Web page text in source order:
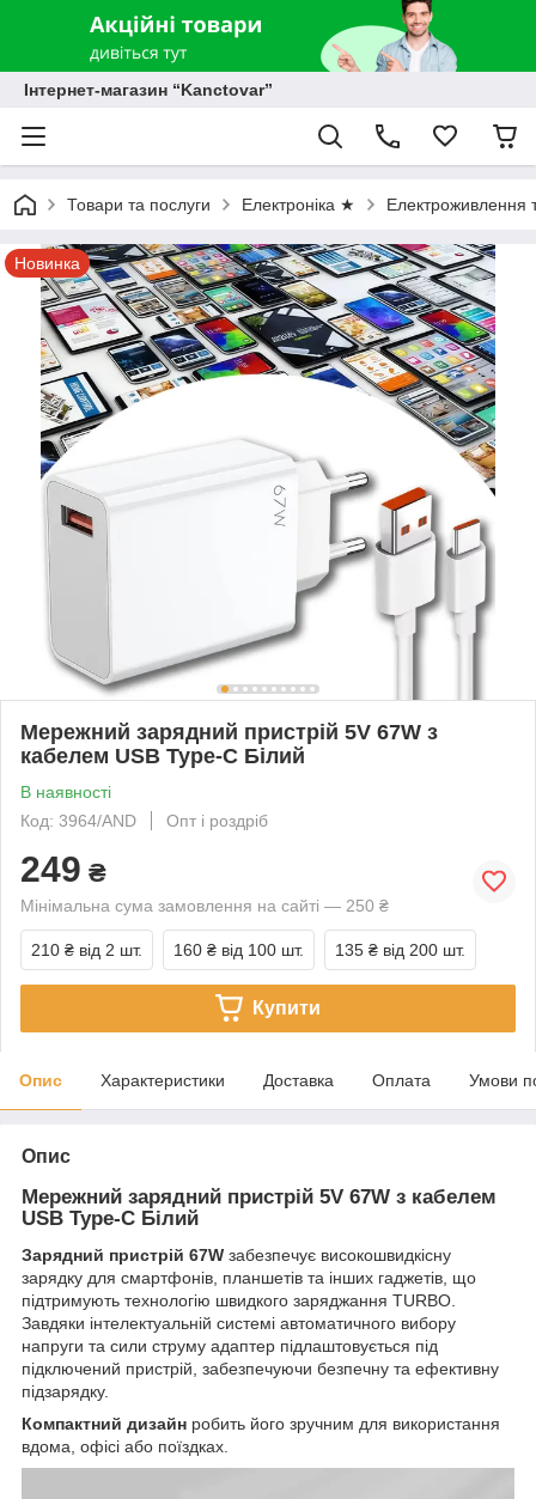
Інтернет-магазин “Kanctovar”
Товари та послуги Електроніка ★ Електроживлення
Новинка
Мережний зарядний пристрій 5V 67W з
кабелем USB Type-C Білий
В наявності
Код: 3964/AND
Опт і роздріб
249 ₴
Мінімальна сума замовлення на сайті — 250 ₴
210 ₴ від 2 шт. 160 ₴ від 100 шт. 135 ₴ від 200 шт.
Купити
Опис Характеристики Доставка Оплата Умови
Опис
Мережний зарядний пристрій 5V 67W з кабелем
USB Type-C Білий
Зарядний пристрій 67W забезпечує високошвидкісну
зарядку для смартфонів, планшетів та інших гаджетів, що
підтримують технологію швидкого заряджання TURBO.
Завдяки інтелектуальній системі автоматичного вибору
напруги та сили струму адаптер підлаштовується під
підключений пристрій, забезпечуючи безпечну та ефективну
підзарядку.
Компактний дизайн робить його зручним для використання
вдома, офісі або поїздках.